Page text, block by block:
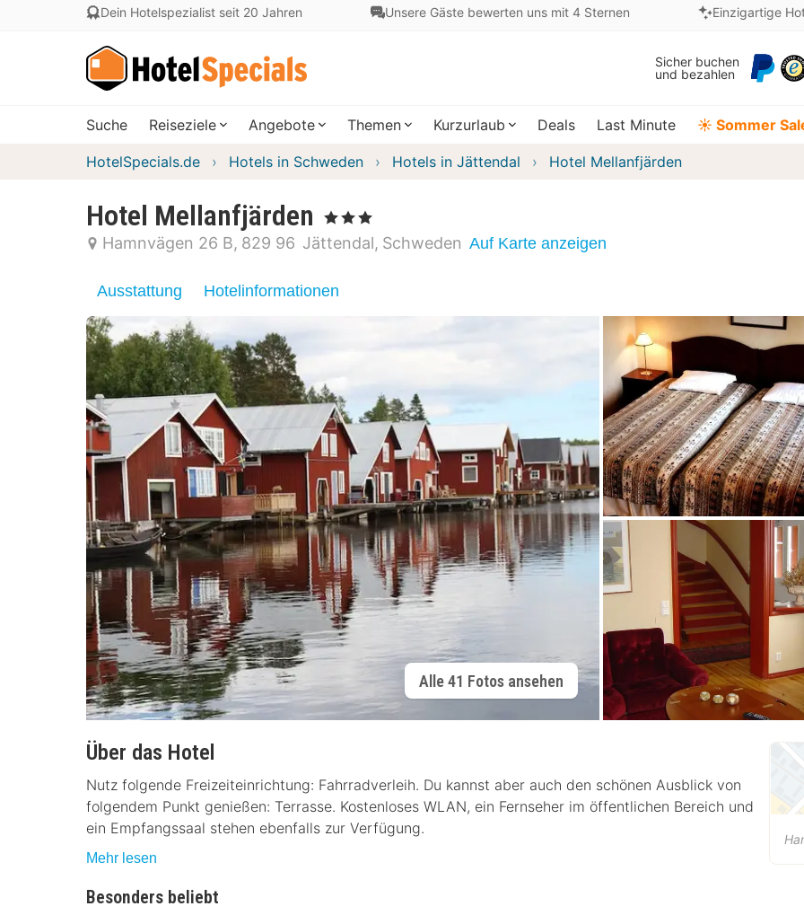
Dein Hotelspezialist seit 20 Jahren Unsere Gäste bewerten uns mit 4 Sternen Einzigartige
Sicher buchen
und bezahlen
Suche Reiseziele Angebote Themen Kurzurlaub Deals Last Minute ☀️ Sommer
HotelSpecials.de Hotels in Schweden Hotels in Jättendal Hotel Mellanfjärden
Hotel Mellanfjärden , 3 Sterne
Hamnvägen 26 B 829 96 Jättendal Schweden Auf Karte anzeigen
Ausstattung Hotelinformationen
Alle 41 Fotos ansehen
Über das Hotel
Nutz folgende Freizeiteinrichtung: Fahrradverleih. Du kannst aber auch den schönen Ausblick von
folgendem Punkt genießen: Terrasse. Kostenloses WLAN, ein Fernseher im öffentlichen Bereich und
ein Empfangssaal stehen ebenfalls zur Verfügung.
Mehr lesen
Besonders beliebt